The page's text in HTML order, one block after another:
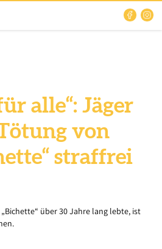
alle“: Jäger
von
straffrei
über 30 Jahre lang lebte, ist